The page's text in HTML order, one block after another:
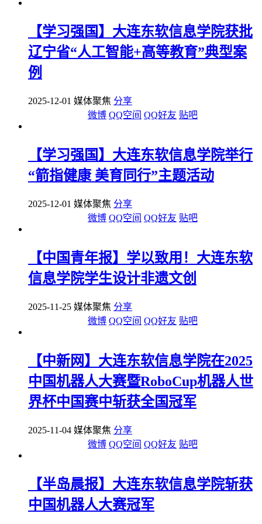
【学习强国】大连东软信息学院获批
辽宁省“人工智能+高等教育”典型案
例
2025-12-01 媒体聚焦 分享
微博 QQ空间 QQ好友 贴吧
【学习强国】大连东软信息学院举行
“箭指健康 美育同行”主题活动
2025-12-01 媒体聚焦 分享
微博 QQ空间 QQ好友 贴吧
【中国青年报】学以致用！大连东软
信息学院学生设计非遗文创
2025-11-25 媒体聚焦 分享
微博 QQ空间 QQ好友 贴吧
【中新网】大连东软信息学院在2025
中国机器人大赛暨RoboCup机器人世
界杯中国赛中斩获全国冠军
2025-11-04 媒体聚焦 分享
微博 QQ空间 QQ好友 贴吧
【半岛晨报】大连东软信息学院斩获
中国机器人大赛冠军